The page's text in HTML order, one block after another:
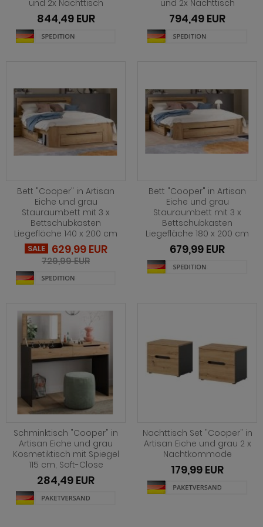
und 2x Nachttisch
844,49 EUR
und 2x Nachttisch
794,49 EUR
Bett "Cooper" in Artisan
Eiche und grau
Stauraumbett mit 3 x
Bettschubkasten
Liegefläche 140 x 200 cm
SALE 629,99 EUR
729,99 EUR
Bett "Cooper" in Artisan
Eiche und grau
Stauraumbett mit 3 x
Bettschubkasten
Liegefläche 180 x 200 cm
679,99 EUR
Schminktisch "Cooper" in
Artisan Eiche und grau
Kosmetiktisch mit Spiegel
115 cm, Soft-Close
284,49 EUR
Nachttisch Set "Cooper" in
Artisan Eiche und grau 2 x
Nachtkommode
179,99 EUR
Madem
Malta
Merced weiß-Eiche
Miami
Milla
Montez
Morena
Morgan
Niran
Norwich
Onawa grau
Onawa grün
Onawa weiß
Option Jackson Eiche
Option Kaschmir
Piano
Ribera
Rideau
Sopela
Stove Old Style hell
Tomaso
Torsby grau
Torsby weiß
Malta
Matsdal
Merced weiß-Eiche
Milla
Mirano
Morgan
Netanja
Niran
Nobile
Norris
Ocean
Palamos
Paterno
Piano
Plate
Positano
Prime
Ribera
Rideau